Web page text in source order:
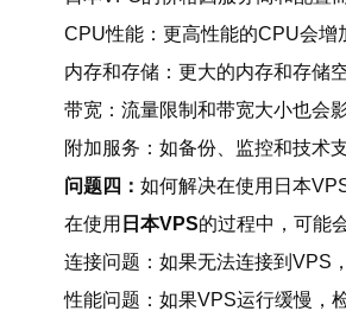
CPU性能：更高性能的CPU会增
内存和存储：更大的内存和存储
带宽：流量限制和带宽大小也会
附加服务：如备份、监控和技术
问题四： 如何解决在使用日本
在使用 日本VPS的过程中，可能
连接问题：如果无法连接到VPS
性能问题：如果VPS运行缓慢，